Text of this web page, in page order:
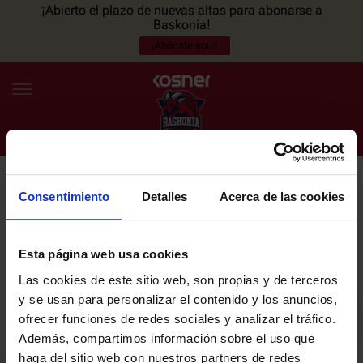
Consentimiento Detalles Acerca de las cookies
Esta página web usa cookies
Las cookies de este sitio web, son propias y de terceros
y se usan para personalizar el contenido y los anuncios,
ofrecer funciones de redes sociales y analizar el tráfico.
Además, compartimos información sobre el uso que
haga del sitio web con nuestros partners de redes
¡Abierto el plazo de nuevas altas para abonarse a
Baskonia!
¡Abónate aquí!
ES EU
NOTICIAS
PLANTILLA
ENTRADAS
NEWSLETTER
últimas noticias y promociones del club.
Email
He leído y acepto laPolítica de privacidaddel SASKI BASKONIA